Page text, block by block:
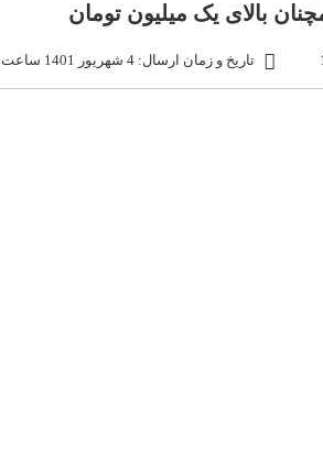
بالای یک میلیون تومان
تاریخ و زمان ارسال: 4 شهریور 1401 ساعت 03:48